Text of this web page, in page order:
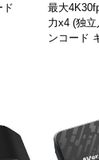
ド
最大
力x4 (独
ンコード